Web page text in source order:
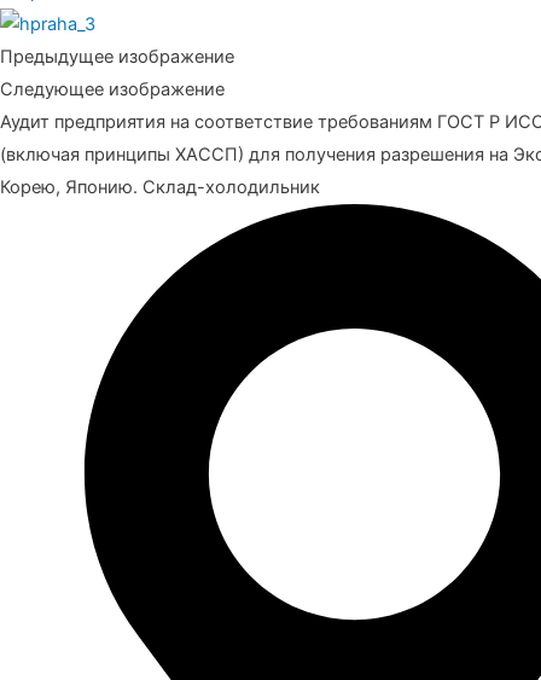
Предыдущее изображение
Следующее изображение
Аудит предприятия на соответствие требованиям ГОСТ Р
(включая принципы ХАССП) для получения разрешения на
Корею, Японию. Склад-холодильник